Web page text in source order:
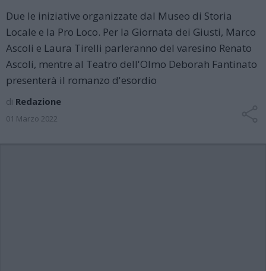
Due le iniziative organizzate dal Museo di Storia
Locale e la Pro Loco. Per la Giornata dei Giusti, Marco
Ascoli e Laura Tirelli parleranno del varesino Renato
Ascoli, mentre al Teatro dell'Olmo Deborah Fantinato
presenterà il romanzo d'esordio
di Redazione
01 Marzo 2022